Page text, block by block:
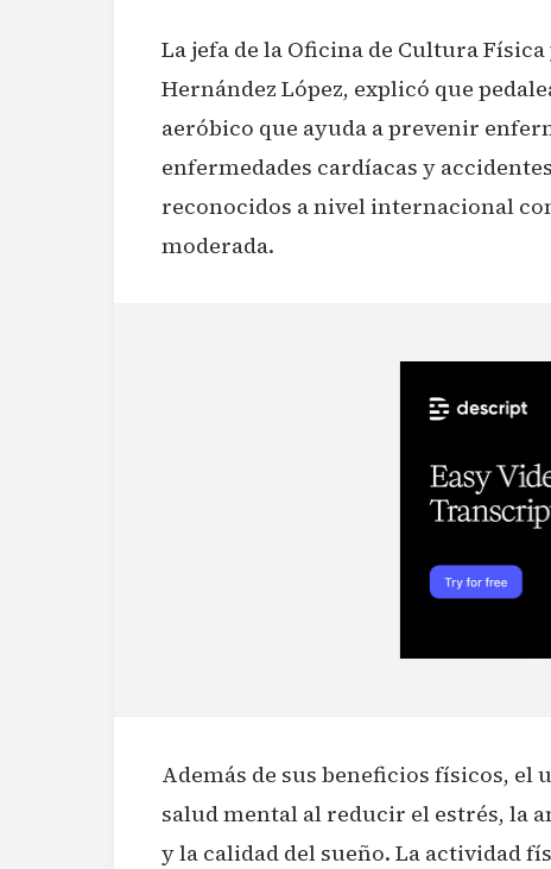
La jefa de la Oficina de Cultura
Hernández López, explicó que
aeróbico que ayuda a prevenir
enfermedades cardíacas y
reconocidos a nivel internacional
moderada.
Además de sus beneficios físicos, el
salud mental al reducir el estrés, la
y la calidad del sueño. La actividad